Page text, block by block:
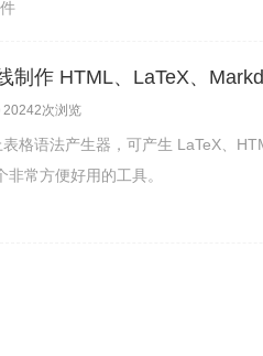
制作 HTML、LaTeX、
20242次浏览
格语法产生器，可产生 LaTeX、
常方便好用的工具。